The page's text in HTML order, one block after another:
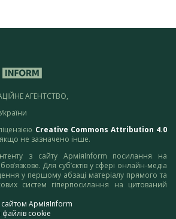
АГЕНТСТВО,
Creative Commons Attribution 4.0
якщо не зазначено інше.
з сайту АрміяInform посилання на
Для суб’єктів у сфері онлайн-медіа
у першому абзаці матеріалу прямого та
систем гіперпосилання на цитований
сайтом АрміяInform
файлів cookie